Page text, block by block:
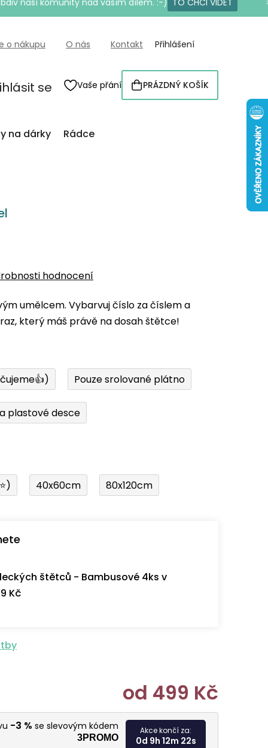
naší komunity nad vaším dílem. :-) TO CHCI VIDĚT
o nákupu O nás Kontakt Přihlášení
se Vaše přání
NÁKUPNÍ
KOŠÍK
PRÁZDNÝ KOŠÍK
na dárky Rádce
hodnocení
umělcem. Vybarvuj číslo za číslem a
který máš právě na dosah štětce!
Pouze srolované plátno
plastové desce
40x60cm 80x120cm
štětců - Bambusové 4ks v
Kč
od 499 Kč
Měrná
-3 % se slevovým kódem
3PROMO
Akce končí za:
0d 9h 12m 21s